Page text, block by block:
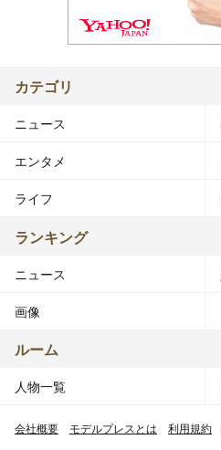
カテゴリ
ニュース
エンタメ
ライフ
ランキング
ニュース
画像
ルーム
人物一覧
会社概要 モデルプレスとは 利用規約